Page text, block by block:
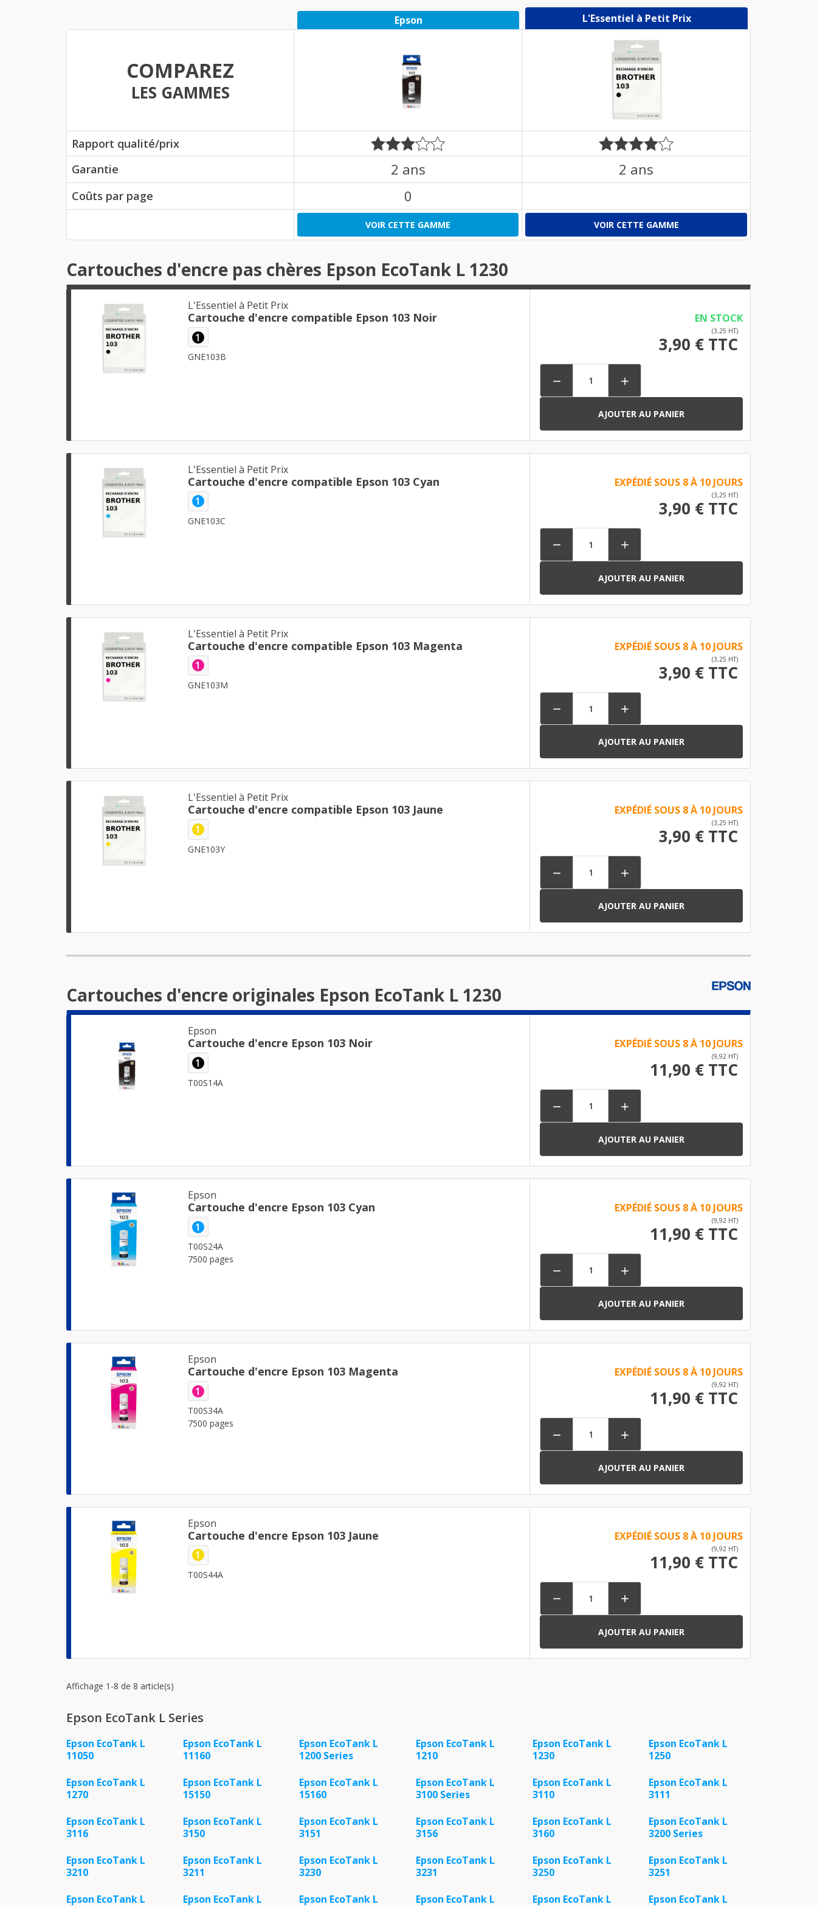
Epson L'Essentiel à Petit Prix
COMPAREZ
LES GAMMES
Rapport qualité/prix
Garantie
2 ans 2 ans
Coûts par page 0
VOIR CETTE GAMME VOIR CETTE GAMME
Cartouches d'encre pas chères Epson EcoTank L 1230
L'Essentiel à Petit Prix
Cartouche d'encre compatible Epson 103 Noir
1
GNE103B
EN STOCK
(3,25 HT)
3,90 € TTC
 
AJOUTER AU PANIER
L'Essentiel à Petit Prix
Cartouche d'encre compatible Epson 103 Cyan
1
GNE103C
EXPÉDIÉ SOUS 8 À 10 JOURS
(3,25 HT)
3,90 € TTC
 
AJOUTER AU PANIER
L'Essentiel à Petit Prix
Cartouche d'encre compatible Epson 103 Magenta
1
GNE103M
EXPÉDIÉ SOUS 8 À 10 JOURS
(3,25 HT)
3,90 € TTC
 
AJOUTER AU PANIER
L'Essentiel à Petit Prix
Cartouche d'encre compatible Epson 103 Jaune
1
GNE103Y
EXPÉDIÉ SOUS 8 À 10 JOURS
(3,25 HT)
3,90 € TTC
 
AJOUTER AU PANIER
Cartouches d'encre originales Epson EcoTank L 1230
Epson
Cartouche d'encre Epson 103 Noir
1
T00S14A
EXPÉDIÉ SOUS 8 À 10 JOURS
(9,92 HT)
11,90 € TTC
 
AJOUTER AU PANIER
Epson
Cartouche d'encre Epson 103 Cyan
1
T00S24A
7500 pages
EXPÉDIÉ SOUS 8 À 10 JOURS
(9,92 HT)
11,90 € TTC
 
AJOUTER AU PANIER
Epson
Cartouche d'encre Epson 103 Magenta
1
T00S34A
7500 pages
EXPÉDIÉ SOUS 8 À 10 JOURS
(9,92 HT)
11,90 € TTC
 
AJOUTER AU PANIER
Epson
Cartouche d'encre Epson 103 Jaune
1
T00S44A
EXPÉDIÉ SOUS 8 À 10 JOURS
(9,92 HT)
11,90 € TTC
 
AJOUTER AU PANIER
Affichage 1-8 de 8 article(s)
Epson EcoTank L Series
Epson EcoTank L
11050
Epson EcoTank L
11160
Epson EcoTank L
1200 Series
Epson EcoTank L
1210
Epson EcoTank L
1230
Epson EcoTank L
1250
Epson EcoTank L
1270
Epson EcoTank L
15150
Epson EcoTank L
15160
Epson EcoTank L
3100 Series
Epson EcoTank L
3110
Epson EcoTank L
3111
Epson EcoTank L
3116
Epson EcoTank L
3150
Epson EcoTank L
3151
Epson EcoTank L
3156
Epson EcoTank L
3160
Epson EcoTank L
3200 Series
Epson EcoTank L
3210
Epson EcoTank L
3211
Epson EcoTank L
3230
Epson EcoTank L
3231
Epson EcoTank L
3250
Epson EcoTank L
3251
Epson EcoTank L
Epson EcoTank L
Epson EcoTank L
Epson EcoTank L
Epson EcoTank L
Epson EcoTank L